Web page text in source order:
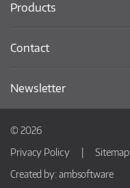
Products
Contact
Newsletter
© 2026
Privacy Policy
Sitemap
Created by: ambsoftware